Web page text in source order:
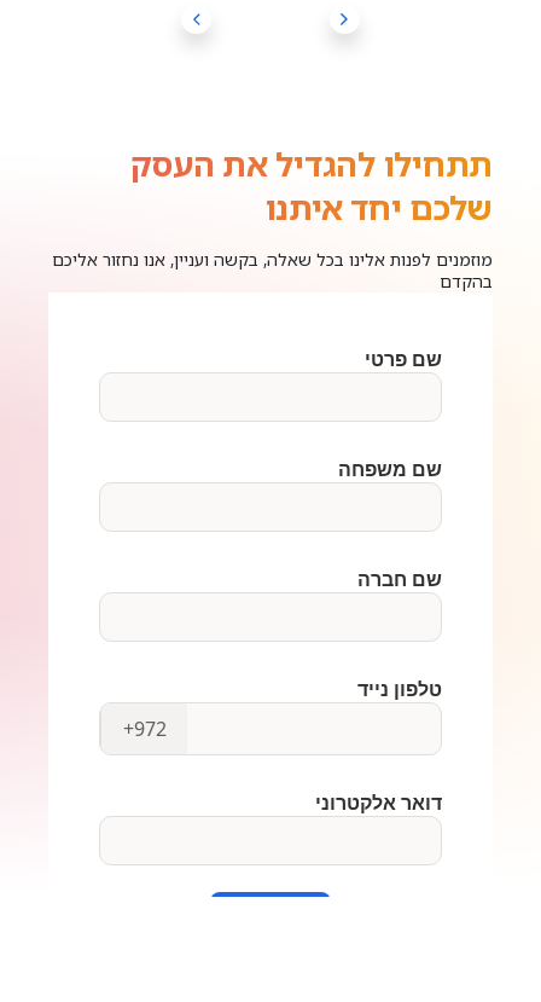
תתחילו להגדיל את העסק
שלכם יחד איתנו
מוזמנים לפנות אלינו בכל שאלה, בקשה ועניין, אנו נחזור אליכם
בהקדם